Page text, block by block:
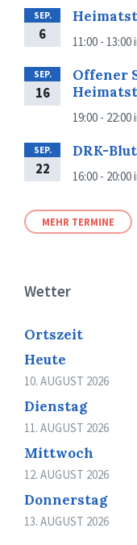
SEP.
6 11:00 - 13:00
SEP.
16
Offener
19:00 - 22:00
SEP.
22
DRK-
16:00 - 20:00
MEHR TERMINE
Wetter
Ortszeit
Heute
10. AUGUST 2026
Dienstag
11. AUGUST 2026
Mittwoch
12. AUGUST 2026
Donnerstag
13. AUGUST 2026